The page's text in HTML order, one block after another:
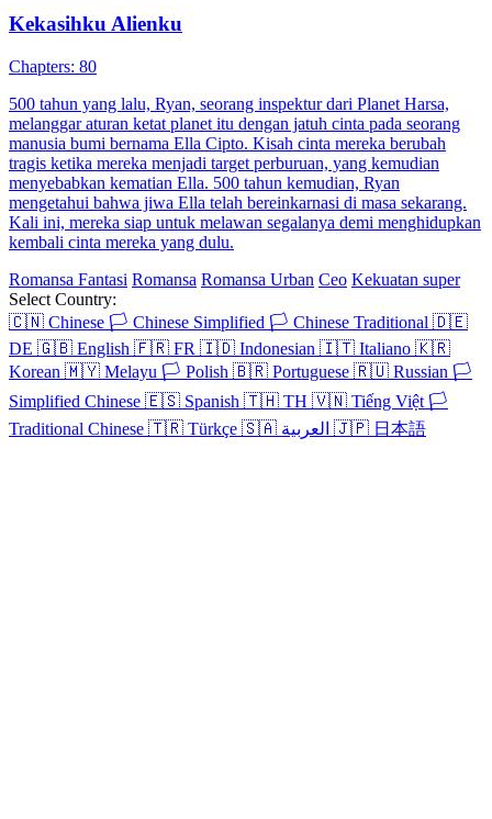
Kekasihku Alienku
Chapters: 80
500 tahun yang lalu, Ryan, seorang inspektur dari Planet Harsa,
melanggar aturan ketat planet itu dengan jatuh cinta pada seorang
manusia bumi bernama Ella Cipto. Kisah cinta mereka berubah
tragis ketika mereka menjadi target perburuan, yang kemudian
menyebabkan kematian Ella. 500 tahun kemudian, Ryan
mengetahui bahwa jiwa Ella telah bereinkarnasi di masa sekarang.
Kali ini, mereka siap untuk melawan segalanya demi menghidupkan
kembali cinta mereka yang dulu.
Romansa Fantasi Romansa Romansa Urban Ceo Kekuatan super
Select Country:
🇨🇳 Chinese 🏳️ Chinese Simplified 🏳️ Chinese Traditional 🇩🇪
DE 🇬🇧 English 🇫🇷 FR 🇮🇩 Indonesian 🇮🇹 Italiano 🇰🇷
Korean 🇲🇾 Melayu 🏳️ Polish 🇧🇷 Portuguese 🇷🇺 Russian 🏳️
Simplified Chinese 🇪🇸 Spanish 🇹🇭 TH 🇻🇳 Tiếng Việt 🏳️
Traditional Chinese 🇹🇷 Türkçe 🇸🇦 🇯🇵 日本語